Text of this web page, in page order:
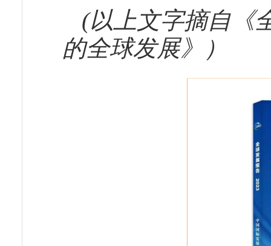
(以上文字摘自《
的全球发展》）